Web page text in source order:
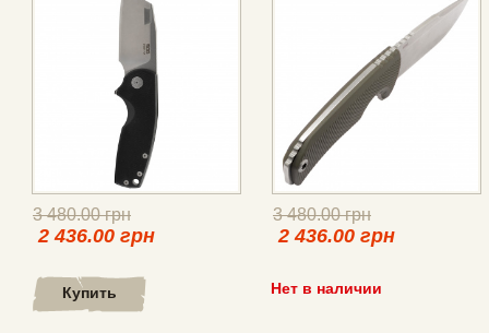
3 480.00 грн
2 436.00 грн
Купить
3 480.00 грн
2 436.00 грн
Нет в наличии